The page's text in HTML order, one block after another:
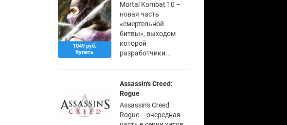
1049 руб.
Купить
Mortal Kombat 10 –
новая часть
«смертельной
битвы», выходом
которой
разработчики...
Assassin's Creed:
Rogue
Assassin's Creed:
Rogue – очередная